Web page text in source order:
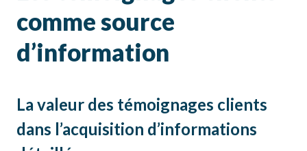
comme source
d’information
La valeur des témoignages clients
dans l’acquisition d’informations